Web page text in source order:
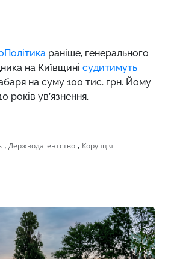
раніше, генерального
на Київщині судитимуть
на суму 100 тис. грн. Йому
років ув’язнення.
, Держводагентство , Корупція